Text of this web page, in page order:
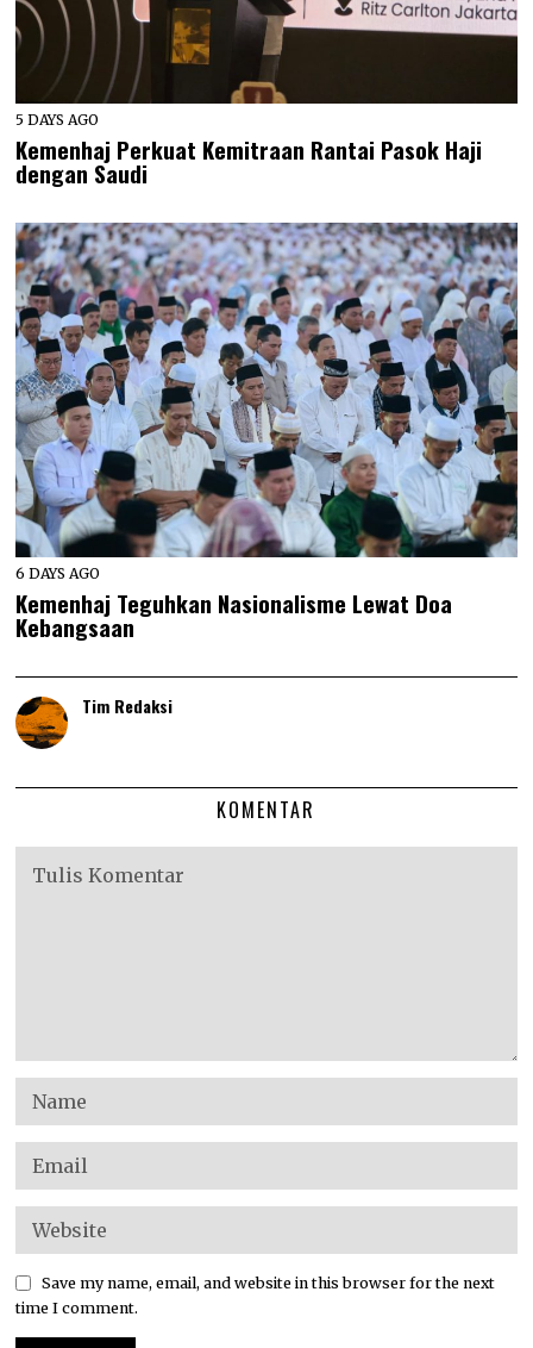
5 DAYS AGO
Kemenhaj Perkuat Kemitraan Rantai Pasok Haji
dengan Saudi
6 DAYS AGO
Kemenhaj Teguhkan Nasionalisme Lewat Doa
Kebangsaan
Tim Redaksi
KOMENTAR
Save my name, email, and website in this browser for the next
time I comment.